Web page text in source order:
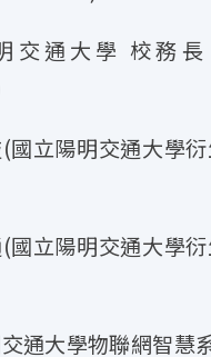
交通大學 校務長
國立陽明交通大學
國立陽明交通大學
通大學物聯網智慧